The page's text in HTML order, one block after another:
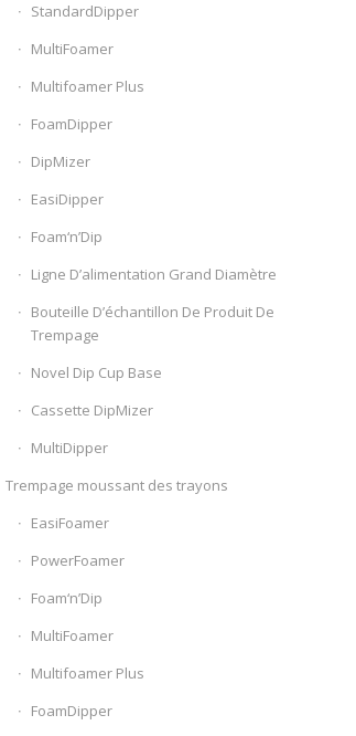
StandardDipper
MultiFoamer
Multifoamer Plus
FoamDipper
DipMizer
EasiDipper
Foam‘n’Dip
Ligne D’alimentation Grand Diamètre
Bouteille D’échantillon De Produit De
Trempage
Novel Dip Cup Base
Cassette DipMizer
MultiDipper
Trempage moussant des trayons
EasiFoamer
PowerFoamer
Foam‘n’Dip
MultiFoamer
Multifoamer Plus
FoamDipper